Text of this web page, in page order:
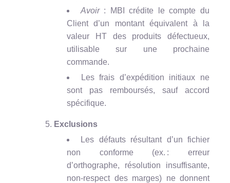
Avoir: MBI crédite le compte du
Client d’un montant équivalent à la
valeur HT des produits défectueux,
utilisable sur une prochaine
commande.
Les frais d’expédition initiaux ne
sont pas remboursés, sauf accord
spécifique.
Exclusions
Les défauts résultant d’un fichier
non conforme (ex. : erreur
d’orthographe, résolution insuffisante,
non-respect des marges) ne donnent